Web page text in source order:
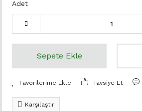
Adet
Sepete Ekle
Tavsiye Et
Karşılaştır